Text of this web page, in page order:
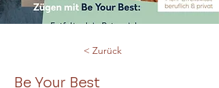
< Zurück
Be Your Best